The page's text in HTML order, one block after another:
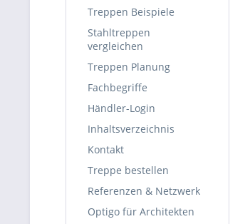
Treppen Beispiele
Stahltreppen
vergleichen
Treppen Planung
Fachbegriffe
Händler-Login
Inhaltsverzeichnis
Kontakt
Treppe bestellen
Referenzen & Netzwerk
Optigo für Architekten